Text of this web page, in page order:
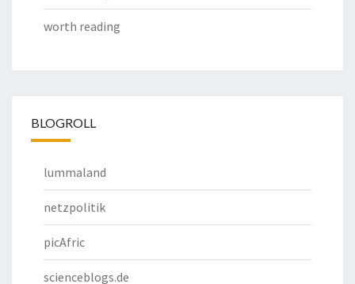
worth reading
BLOGROLL
lummaland
netzpolitik
picAfric
scienceblogs.de